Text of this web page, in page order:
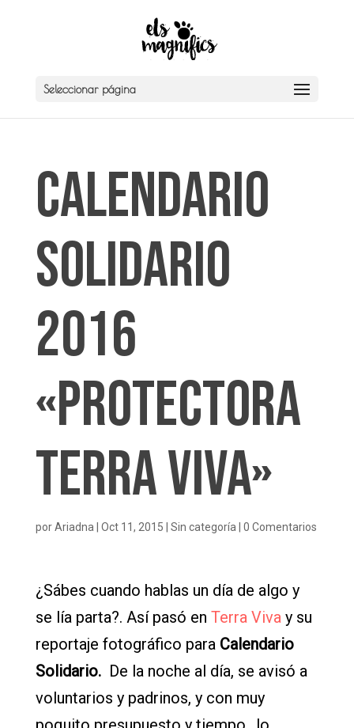
Seleccionar página
Calendario
Solidario
2016
«Protectora
Terra Viva»
porAriadna Oct 11, 2015 Sin categoría 0 Comentarios
¿Sábes cuando hablas un día de algo y
se lía parta?. Así pasó en Terra Vivay su
reportaje fotográfico para Calendario
Solidario. De la noche al día, se avisó a
voluntarios y padrinos, y con muy